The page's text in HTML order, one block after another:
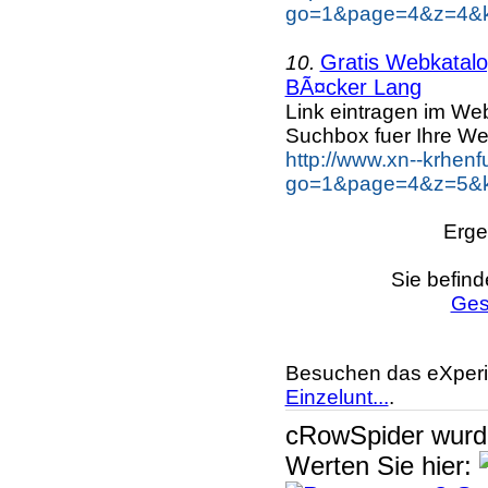
10. Gratis
BÃ¤cker Lang
Link eintragen im
Suchbox fuer Ihre
http://www.xn--
Sie
Besuchen das
Einzelunt....
cRowSpider
Werten Sie hier: